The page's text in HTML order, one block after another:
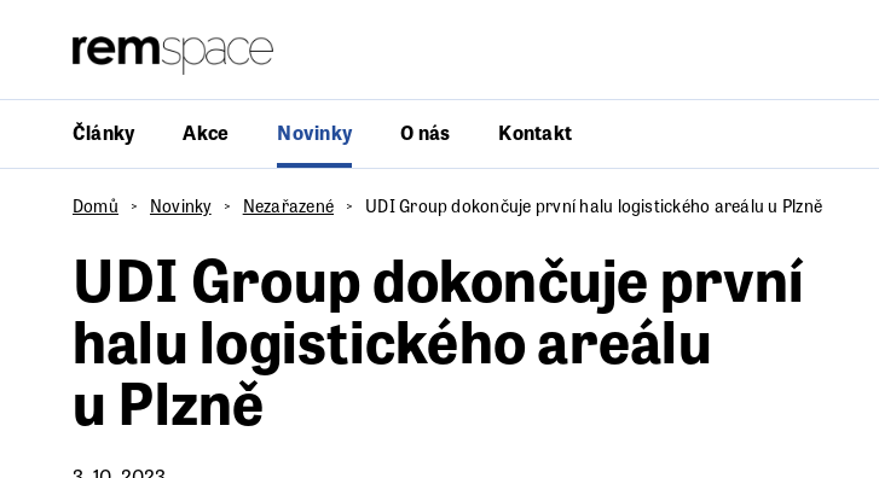
Články Akce Novinky O nás Kontakt
Domů Novinky Nezařazené UDI Group dokončuje první halu logistického areálu u Plzně
UDI Group dokončuje první
halu logistického areálu
u Plzně